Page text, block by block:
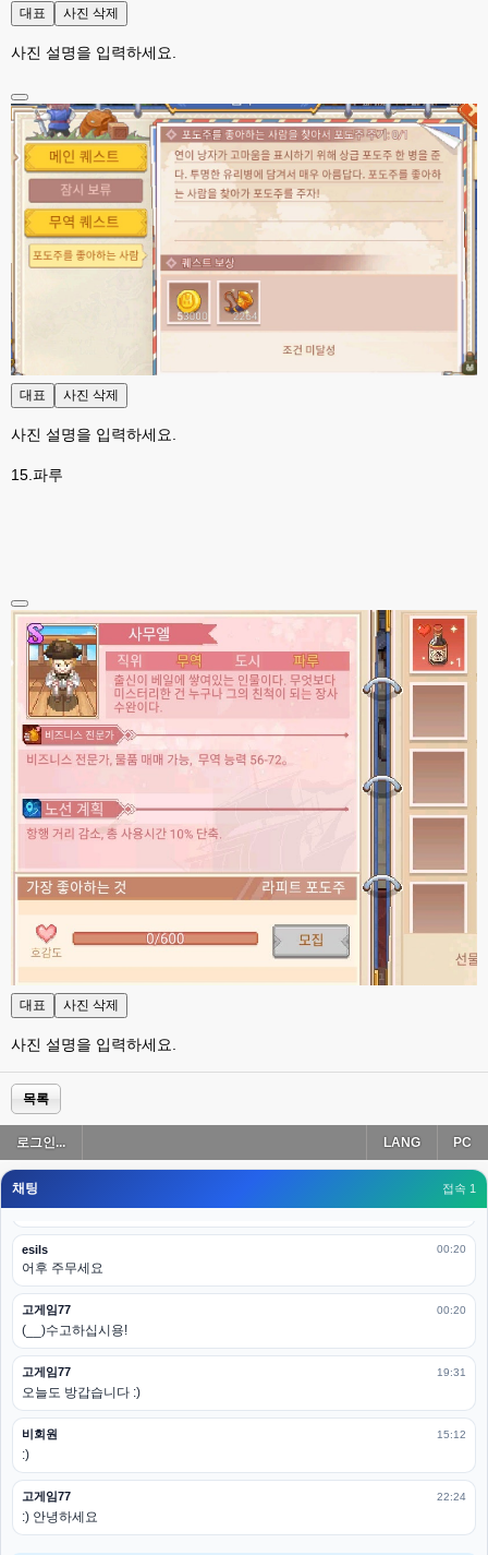
대표 사진 삭제
사진 설명을 입력하세요.
대표 사진 삭제
사진 설명을 입력하세요.
15.파루
대표 사진 삭제
사진 설명을 입력하세요.
목록
로그인... PC
LANG
채팅 접속 1
고게임77
8버전 공유하시는 분이 계셨는데
고게임77 00:13
솔찍히 아직도 라이믹스보다 xe가 정이 더가긴합니다 ㅠ
00:13
솔직히 적응이 xe1이다보니깐 라이믹스는 비슷하면서 틀리니 적응이 안되요
ㅋ
esils 00:14
그렇다고 코어랑 모듈 전부 마개조해버릴려니 난중 또 공식버전 올라오면 답
고게임77
오 정상 이네요!
비회원
접속자는 ip당 1명인가 보네요. 다른 브로우저로 접속해도 3명인거보면
esils 00:17
음
esils
폰으로 접속해보니 3이 되는데
esils
고게임77
esils 00:19
고게임77
밑에 일반웹게임이 더있었네요
esils
esils 00:19
다 펼쳐두면 너무길어서 ..
esils 00:19
모바일로 보는데도 좀 불편하더라구요
고게임77 00:19
아 ㅋㅋ 내일도 심심하면 들리겠습니다. 벌써 12시가 넘었었네요
esils 00:20
어후 주무세요
고게임77 00:20
(__)수고하십시용!
고게임77 19:31
오늘도 방갑습니다 :)
비회원 15:12
:)
고게임77 22:24
:) 안녕하세요